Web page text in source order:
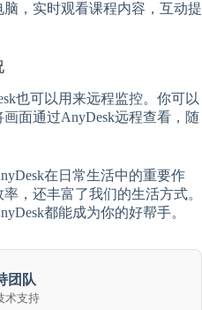
，实时观看课程内容，互动提
也可以用来远程监控。你可以
面通过AnyDesk远程查看，随
在日常生活中的重要作
，还丰富了我们的生活方式。
都能成为你的好帮手。
团队
术支持